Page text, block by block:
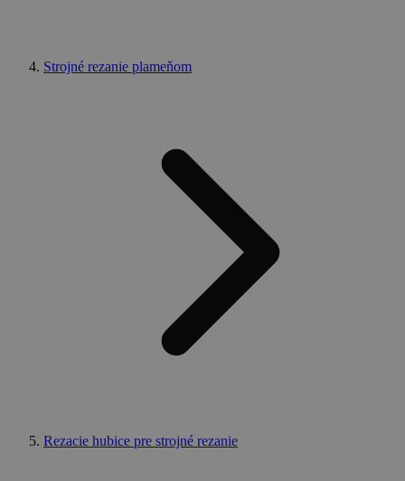
Strojné rezanie plameňom
Rezacie hubice pre strojné rezanie